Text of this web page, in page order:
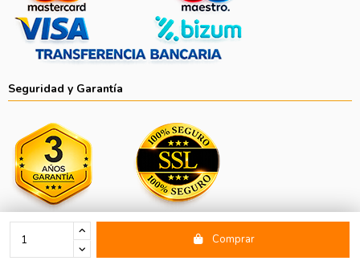
Comprar
Seguridad y Garantía
Copyright © 2026 Divisionled ALLIANCE VENTURES, S.L. C.I.F.: